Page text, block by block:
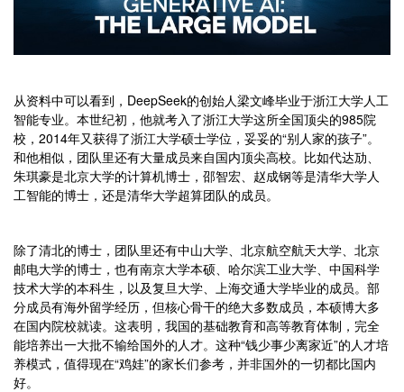
从资料中可以看到，DeepSeek的创始人梁文峰毕业于浙江大学人工
智能专业。本世纪初，他就考入了浙江大学这所全国顶尖的985院
校，2014年又获得了浙江大学硕士学位，妥妥的“别人家的孩子”。
和他相似，团队里还有大量成员来自国内顶尖高校。比如代达劢、
朱琪豪是北京大学的计算机博士，邵智宏、赵成钢等是清华大学人
工智能的博士，还是清华大学超算团队的成员。
除了清北的博士，团队里还有中山大学、北京航空航天大学、北京
邮电大学的博士，也有南京大学本硕、哈尔滨工业大学、中国科学
技术大学的本科生，以及复旦大学、上海交通大学毕业的成员。部
分成员有海外留学经历，但核心骨干的绝大多数成员，本硕博大多
在国内院校就读。这表明，我国的基础教育和高等教育体制，完全
能培养出一大批不输给国外的人才。这种“钱少事少离家近”的人才培
养模式，值得现在“鸡娃”的家长们参考，并非国外的一切都比国内
好。